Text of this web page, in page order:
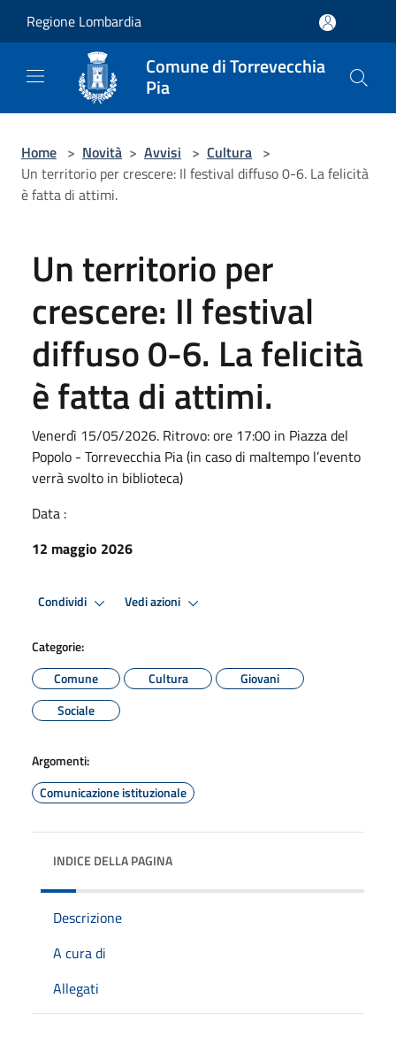
Regione Lombardia
Comune di Torrevecchia
Pia
Home > Novità > Avvisi > Cultura >
Un territorio per crescere: Il festival diffuso 0-6. La felicità
è fatta di attimi.
Un territorio per
crescere: Il festival
diffuso 0-6. La felicità
è fatta di attimi.
Venerdì 15/05/2026. Ritrovo: ore 17:00 in Piazza del
Popolo - Torrevecchia Pia (in caso di maltempo l’evento
verrà svolto in biblioteca)
Data :
12 maggio 2026
Condividi Vedi azioni
Categorie:
Comune
Cultura
Giovani
Sociale
Argomenti:
Comunicazione istituzionale
INDICE DELLA PAGINA
Descrizione
A cura di
Allegati